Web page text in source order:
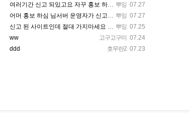
뿌잉 07.27
여러기간 신고 되있고요 자꾸 홍보 하시면 엮일수 있으니 조심하세요
뿌잉 07.27
어머 홍보 하심 님서버 운영자가 신고 대상 서버 운영자가 한 얘기에여 홍보하면 님도 같이 들어갈 수 있다고 …
뿌잉 07.25
신고 된 사이트인데 절대 가지마세요 운영자가 지입으로 홍보하면 같이 신고 된다고 했는데 아직도 홍보하시는 분…
고구고구미 07.24
ww
호무란2 07.23
ddd